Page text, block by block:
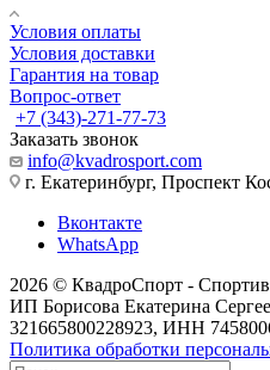
Условия оплаты
Условия доставки
Гарантия на товар
Вопрос-ответ
+7 (343)-271-77-73
Заказать звонок
info@kvadrosport.com
г. Екатеринбург, Проспект
Вконтакте
WhatsApp
2026 © КвадроСпорт -
ИП Борисова Екатерина
321665800228923, ИНН
Политика обработки